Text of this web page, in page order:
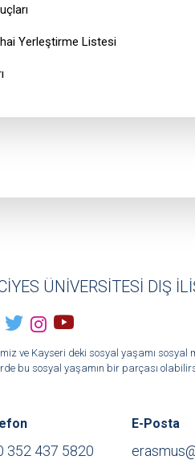
Yerleştirme Listesi
ÜNİVERSİTESİ DIŞ
ve Kayseri deki sosyal yaşamı sosyal
bu sosyal yaşamın bir parçası
352 437 5820
E-Posta